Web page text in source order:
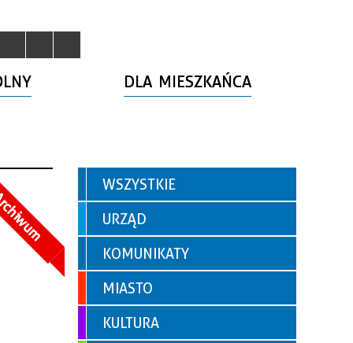
DLA MIESZKAŃCA
WSZYSTKIE
URZĄD
KOMUNIKATY
MIASTO
KULTURA